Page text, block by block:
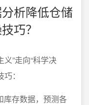
析降低仓储
巧？
”走向“科学决
：
库存数据，预测各